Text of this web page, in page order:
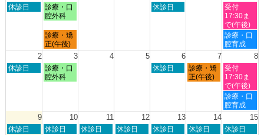
日
26th
休診日
月
曜
7
月
27th
診療・口
腔外科
木
30th
休診日
土
曜
日,
8
月
1st
受付
17:30ま
で(午後)
月
曜
日,
月
27th
診療・矯
正(午後)
土
曜
日,
月
1st
2026
診療・口
腔育成
2 3 4 5 6 7 8
日
2nd
休診日
月
曜
3rd
診療・口
腔外科
木
6th
休診日
金
曜
7th
診療・矯
正(午後)
土
曜
日,
8
月
8th
受付
17:30ま
で(午後)
土
曜
日,
月
診療・口
腔育成
9 10 11 12 13 14 15
日
休診日
月
休診日
火
休診日
水
休診日
木
休診日
金
休診日
土
休診日